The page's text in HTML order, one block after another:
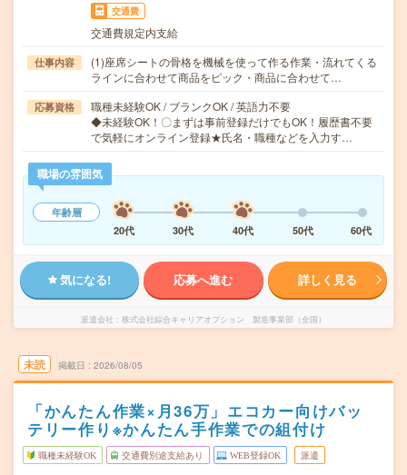
交通費
交通費規定内支給
仕事内容
(1)座席シートの骨格を機械を使って作る作業・流れてくる
ラインに合わせて商品をピック・商品に合わせて…
応募資格
職種未経験OK / ブランクOK / 英語力不要
◆未経験OK！〇まずは事前登録だけでもOK！履歴書不要
で気軽にオンライン登録★氏名・職種などを入力す…
職場の雰囲気
年齢層
20代
30代 40代 50代 60代
気になる! 応募へ進む 詳しく見る
派遣会社 株式会社綜合キャリアオプション 製造事業部（全国）
未読 掲載日 2026/08/05
「かんたん作業×月36万」エコカー向けバッ
テリー作り※かんたん手作業での組付け
職種未経験OK 交通費別途支給あり WEB登録OK 派遣